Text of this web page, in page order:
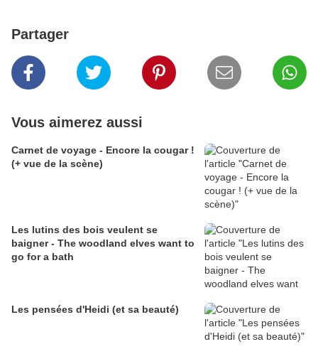
Partager
Vous aimerez aussi
Carnet de voyage - Encore la cougar !
(+ vue de la scène)
Les lutins des bois veulent se
baigner - The woodland elves want to
go for a bath
Les pensées d'Heidi (et sa beauté)